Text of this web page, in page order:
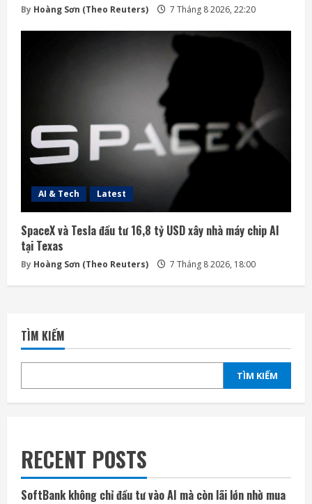
By Hoàng Sơn (Theo Reuters) 7 Tháng 8 2026, 22:20
AI & Tech Latest
SpaceX và Tesla đầu tư 16,8 tỷ USD xây nhà máy chip AI
tại Texas
By Hoàng Sơn (Theo Reuters) 7 Tháng 8 2026, 18:00
TÌM KIẾM
TÌM KIẾM
RECENT POSTS
SoftBank không chỉ đầu tư vào AI mà còn lãi lớn nhờ mua